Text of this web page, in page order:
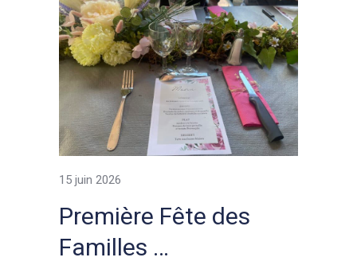
15 juin 2026
Première Fête des
Familles …